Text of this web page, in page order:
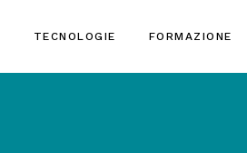
TECNOLOGIE FORMAZIONE